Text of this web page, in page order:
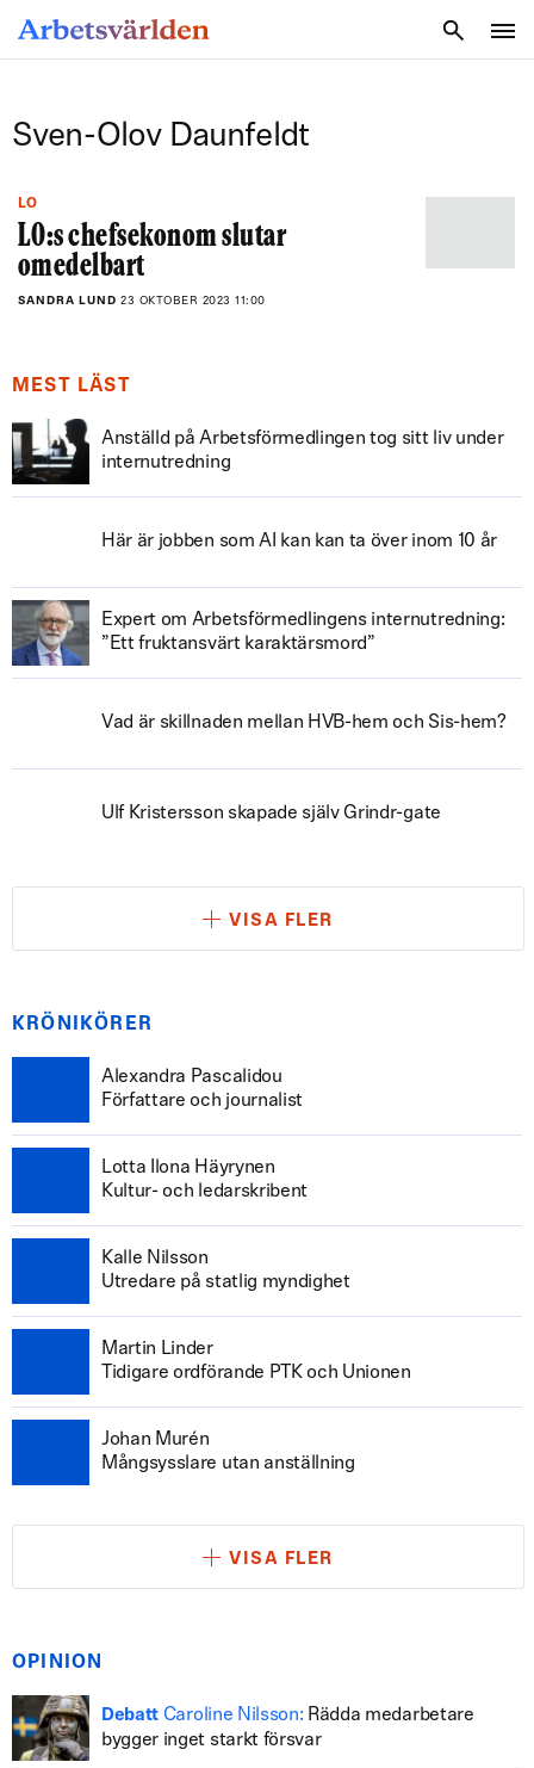
Sven-Olov Daunfeldt
LO
LO:s chefsekonom slutar
omedelbart
SANDRA LUND 23 OKTOBER 2023 11:00
MEST LÄST
Anställd på Arbetsförmedlingen tog sitt liv under
internutredning
Här är jobben som AI kan kan ta över inom 10 år
Expert om Arbetsförmedlingens internutredning:
”Ett fruktansvärt karaktärsmord”
Vad är skillnaden mellan HVB-hem och Sis-hem?
Ulf Kristersson skapade själv Grindr-gate
VISA FLER
KRÖNIKÖRER
Alexandra Pascalidou
Författare och journalist
Lotta Ilona Häyrynen
Kultur- och ledarskribent
Kalle Nilsson
Utredare på statlig myndighet
Martin Linder
Tidigare ordförande PTK och Unionen
Johan Murén
Mångsysslare utan anställning
VISA FLER
OPINION
Debatt Caroline Nilsson: Rädda medarbetare
bygger inget starkt försvar